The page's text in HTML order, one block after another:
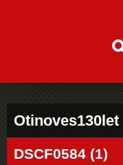
Otinoves130let
DSCF0584 (1)